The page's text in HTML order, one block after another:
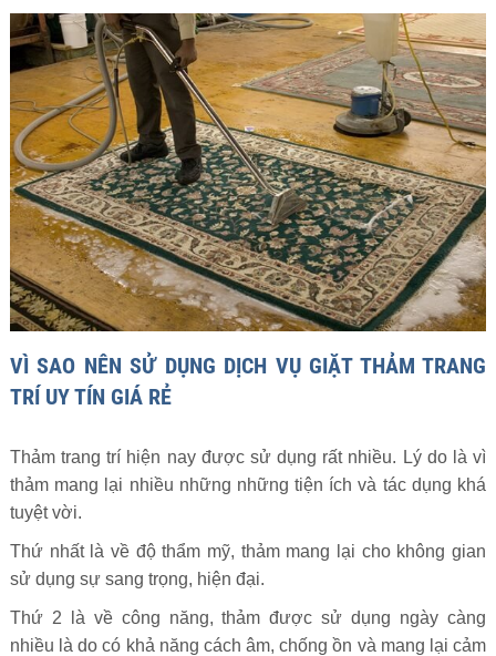
VÌ SAO NÊN SỬ DỤNG DỊCH VỤ GIẶT THẢM TRANG
TRÍ UY TÍN GIÁ RẺ
Thảm trang trí hiện nay được sử dụng rất nhiều. Lý do là vì
thảm mang lại nhiều những những tiện ích và tác dụng khá
tuyệt vời.
Thứ nhất là về độ thẩm mỹ, thảm mang lại cho không gian
sử dụng sự sang trọng, hiện đại.
Thứ 2 là về công năng, thảm được sử dụng ngày càng
nhiều là do có khả năng cách âm, chống ồn và mang lại cảm